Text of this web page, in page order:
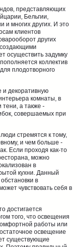
представляющих
Бельгии,
и многих других. И это
клиентов
других
осуществить задумку
коллектив
плодотворного
и декоративную
комнаты, в
тени, а также -
совершаемых при
стремятся к тому,
и чем больше -
Если проходя как-то
можно
в
кухни. Данный
в
чувствовать себя в
достигается
того, что освещения
работы или
освещение
существующие